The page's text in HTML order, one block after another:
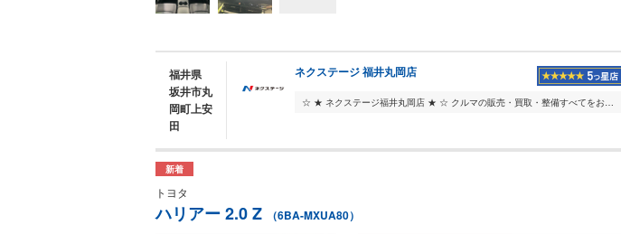
福井県
坂井市丸
岡町上安
田
ネクステージ 福井丸岡店
☆ ★ ネクステージ福井丸岡店 ★ ☆ クルマの販売・買取・整備すべてをお任せいただける大型店舗です。 ー 常時200台以上展示 ー 軽・コンパクト・ミニバン・SUVなどの...
新着
トヨタ
ハリアー 2.0 Z （6BA-MXUA80）